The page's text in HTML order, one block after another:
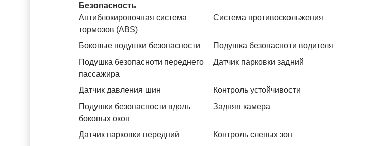
Безопасность
Антиблокировочная система
тормозов (ABS)
Система противоскольжения
Боковые подушки безопасности
Подушка безопасноти водителя
Подушка безопасноти переднего
пассажира
Датчик парковки задний
Датчик давления шин
Контроль устойчивости
Подушки безопасности вдоль
боковых окон
Задняя камера
Датчик парковки передний
Контроль слепых зон